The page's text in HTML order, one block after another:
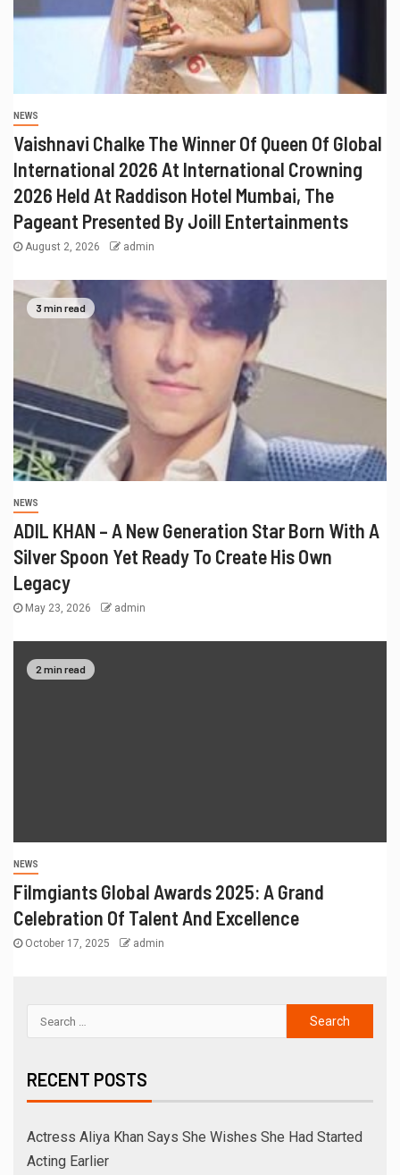
NEWS
Vaishnavi Chalke The Winner Of Queen Of Global
International 2026 At International Crowning
2026 Held At Raddison Hotel Mumbai, The
Pageant Presented By Joill Entertainments
August 2, 2026 admin
3 min read
NEWS
ADIL KHAN – A New Generation Star Born With A
Silver Spoon Yet Ready To Create His Own
Legacy
May 23, 2026 admin
2 min read
NEWS
Filmgiants Global Awards 2025: A Grand
Celebration Of Talent And Excellence
October 17, 2025 admin
RECENT POSTS
Actress Aliya Khan Says She Wishes She Had Started
Acting Earlier